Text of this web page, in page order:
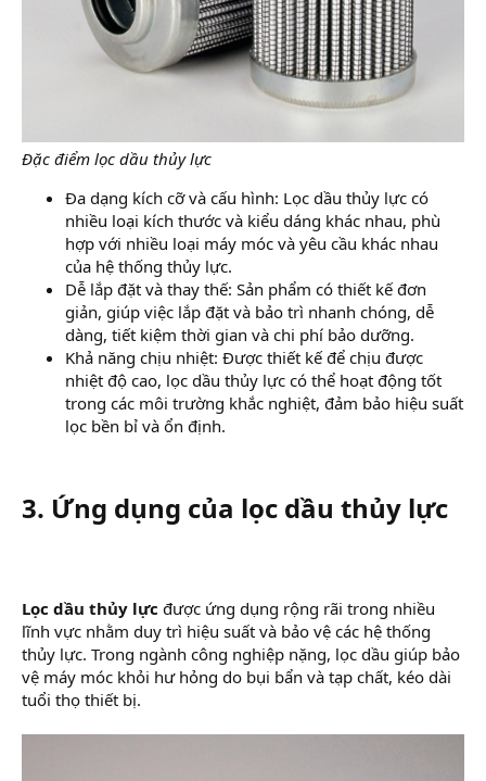
Đặc điểm lọc dầu thủy lực
Đa dạng kích cỡ và cấu hình: Lọc dầu thủy lực có
nhiều loại kích thước và kiểu dáng khác nhau, phù
hợp với nhiều loại máy móc và yêu cầu khác nhau
của hệ thống thủy lực.
Dễ lắp đặt và thay thế: Sản phẩm có thiết kế đơn
giản, giúp việc lắp đặt và bảo trì nhanh chóng, dễ
dàng, tiết kiệm thời gian và chi phí bảo dưỡng.
Khả năng chịu nhiệt: Được thiết kế để chịu được
nhiệt độ cao, lọc dầu thủy lực có thể hoạt động tốt
trong các môi trường khắc nghiệt, đảm bảo hiệu suất
lọc bền bỉ và ổn định.
3. Ứng dụng của lọc dầu thủy lực
Lọc dầu thủy lực được ứng dụng rộng rãi trong nhiều
lĩnh vực nhằm duy trì hiệu suất và bảo vệ các hệ thống
thủy lực. Trong ngành công nghiệp nặng, lọc dầu giúp bảo
vệ máy móc khỏi hư hỏng do bụi bẩn và tạp chất, kéo dài
tuổi thọ thiết bị.